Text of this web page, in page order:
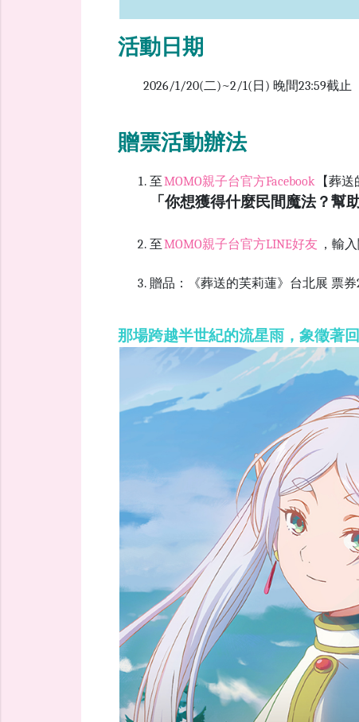
活動日期
2026/1/20(二)~2/1(日) 晚間23:59截止
贈票活動辦法
至MOMO親子台官方Facebook 【葬
「你想獲得什麼民間魔法？幫
至MOMO親子台官方LINE好友 ，輸
贈品：《葬送的芙莉蓮》台北展 票券
那場跨越半世紀的流星雨，象徵著回